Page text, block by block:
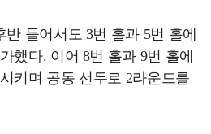
반 들어서도 3번 홀과 5번 홀에
했다. 이어 8번 홀과 9번 홀에
키며 공동 선두로 2라운드를